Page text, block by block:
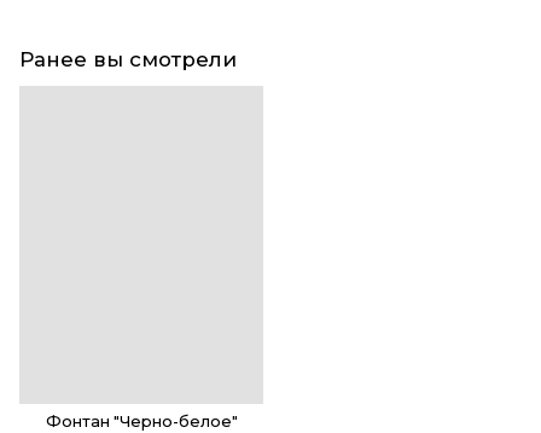
Ранее вы смотрели
Фонтан "Черно-белое"